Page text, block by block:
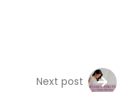
Next post